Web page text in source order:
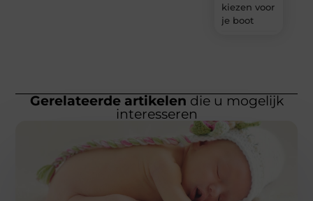
kiezen voor
je boot
Gerelateerde artikelen die u mogelijk
interesseren